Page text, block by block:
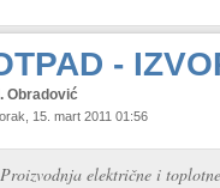
-
Obradović
15. mart 2011 01:56
Proizvodnja električne i